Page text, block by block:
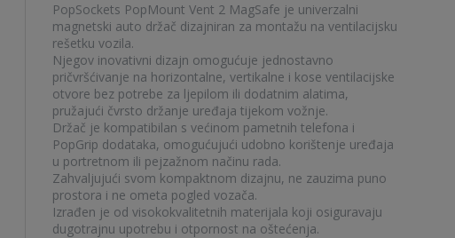
PopSockets PopMount Vent 2 MagSafe je univerzalni
magnetski auto držač dizajniran za montažu na ventilacijsku
rešetku vozila.
Njegov inovativni dizajn omogućuje jednostavno
pričvršćivanje na horizontalne, vertikalne i kose ventilacijske
otvore bez potrebe za ljepilom ili dodatnim alatima,
pružajući čvrsto držanje uređaja tijekom vožnje.
Držač je kompatibilan s većinom pametnih telefona i
PopGrip dodataka, omogućujući udobno korištenje uređaja
u portretnom ili pejzažnom načinu rada.
Zahvaljujući svom kompaktnom dizajnu, ne zauzima puno
prostora i ne ometa pogled vozača.
Izrađen je od visokokvalitetnih materijala koji osiguravaju
dugotrajnu upotrebu i otpornost na oštećenja.